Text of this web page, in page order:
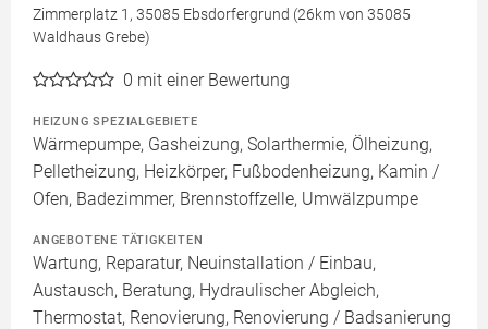
Zimmerplatz 1, 35085 Ebsdorfergrund (26km von 35085
Waldhaus Grebe)
0 mit einer Bewertung
HEIZUNG SPEZIALGEBIETE
Wärmepumpe, Gasheizung, Solarthermie, Ölheizung,
Pelletheizung, Heizkörper, Fußbodenheizung, Kamin /
Ofen, Badezimmer, Brennstoffzelle, Umwälzpumpe
ANGEBOTENE TÄTIGKEITEN
Wartung, Reparatur, Neuinstallation / Einbau,
Austausch, Beratung, Hydraulischer Abgleich,
Thermostat, Renovierung, Renovierung / Badsanierung